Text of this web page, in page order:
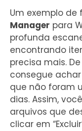
Um exemplo
Manager para
profunda
encontrando
precisa mais.
consegue achar
que não foram
dias. Assim,
arquivos que
clicar em